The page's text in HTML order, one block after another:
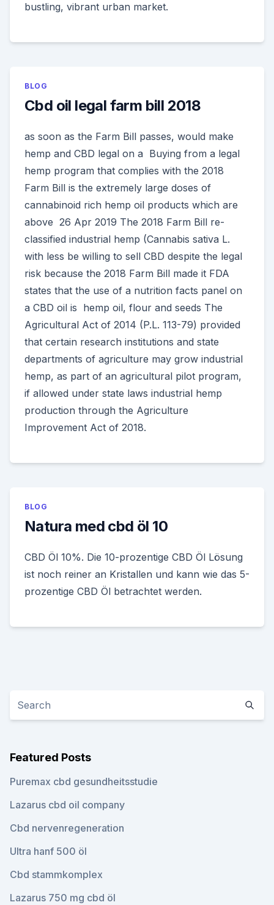
bustling, vibrant urban market.
BLOG
Cbd oil legal farm bill 2018
as soon as the Farm Bill passes, would make
hemp and CBD legal on a Buying from a legal
hemp program that complies with the 2018
Farm Bill is the extremely large doses of
cannabinoid rich hemp oil products which are
above 26 Apr 2019 The 2018 Farm Bill re-
classified industrial hemp (Cannabis sativa L.
with less be willing to sell CBD despite the legal
risk because the 2018 Farm Bill made it FDA
states that the use of a nutrition facts panel on
a CBD oil is hemp oil, flour and seeds The
Agricultural Act of 2014 (P.L. 113-79) provided
that certain research institutions and state
departments of agriculture may grow industrial
hemp, as part of an agricultural pilot program,
if allowed under state laws industrial hemp
production through the Agriculture
Improvement Act of 2018.
BLOG
Natura med cbd öl 10
CBD Öl 10%. Die 10-prozentige CBD Öl Lösung
ist noch reiner an Kristallen und kann wie das 5-
prozentige CBD Öl betrachtet werden.
Featured Posts
Puremax cbd gesundheitsstudie
Lazarus cbd oil company
Cbd nervenregeneration
Ultra hanf 500 öl
Cbd stammkomplex
Lazarus 750 mg cbd öl